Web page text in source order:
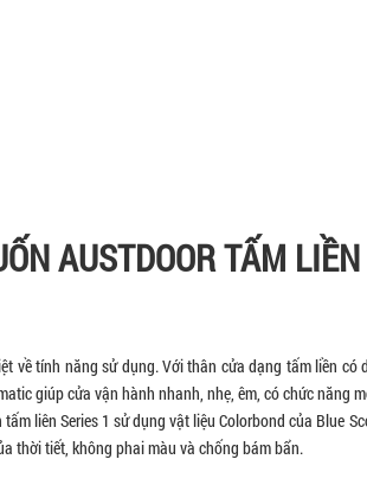
AUSTDOOR TẤM
về tính năng sử dụng. Với thân cửa dạng tấm liền có
giúp cửa vận hành nhanh, nhẹ, êm, có chức năng
liên Series 1 sử dụng vật liệu Colorbond của Blue
thời tiết, không phai màu và chống bám bẩn.